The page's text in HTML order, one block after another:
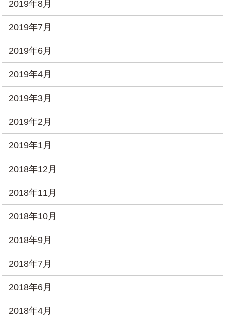
2019年8月
2019年7月
2019年6月
2019年4月
2019年3月
2019年2月
2019年1月
2018年12月
2018年11月
2018年10月
2018年9月
2018年7月
2018年6月
2018年4月